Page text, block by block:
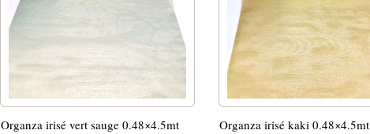
Organza irisé vert sauge 0.48×4.5mt Organza irisé kaki 0.48×4.5mt